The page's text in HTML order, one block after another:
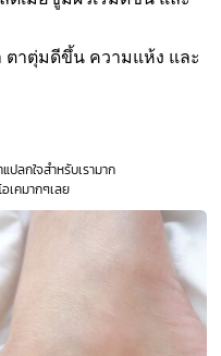
ตาตุ่มดีขึ้น ความแห้ง และ
ปลกใจสำหรับเรามาก
เคมากๆเลย